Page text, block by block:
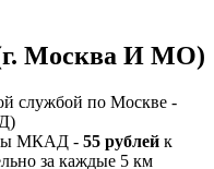
(г. Москва И МО)
службой по Москве -
МКАД - 55 рублей к
за каждые 5 км